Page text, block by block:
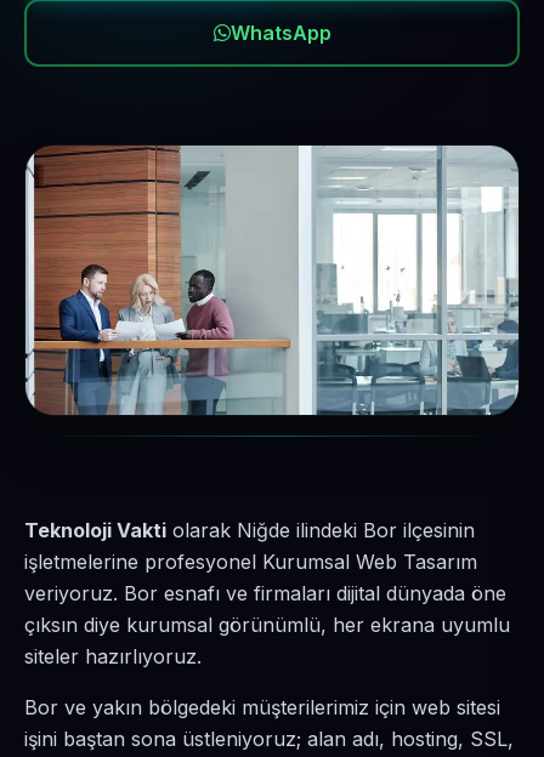
WhatsApp
Teknoloji Vakti olarak Niğde ilindeki Bor ilçesinin
işletmelerine profesyonel Kurumsal Web Tasarım
veriyoruz. Bor esnafı ve firmaları dijital dünyada öne
çıksın diye kurumsal görünümlü, her ekrana uyumlu
siteler hazırlıyoruz.
Bor ve yakın bölgedeki müşterilerimiz için web sitesi
işini baştan sona üstleniyoruz; alan adı, hosting, SSL,